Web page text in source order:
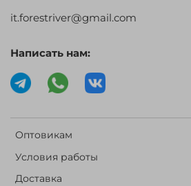
Оптовикам
Условия работы
Доставка
it.forestriver@gmail.com
Написать нам: